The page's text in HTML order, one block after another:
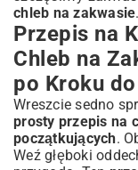
chleb na zakwasie.
Przepis na
Chleb na
po Kroku
Wreszcie sedno
prosty przepis na
początkujących.
Weź głęboki